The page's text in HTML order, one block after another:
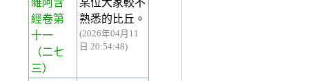
雜阿含
經卷第
十一
（二七
三）
某位大家較不
熟悉的比丘。
(2026年04月11
日 20:54:48)